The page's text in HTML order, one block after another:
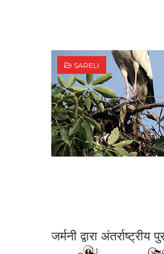
SARELI
जर्मनी द्वारा